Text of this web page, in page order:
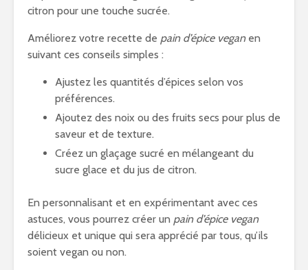
citron pour une touche sucrée.
Améliorez votre recette de pain d’épice veganen
suivant ces conseils simples :
Ajustez les quantités d’épices selon vos
préférences.
Ajoutez des noix ou des fruits secs pour plus de
saveur et de texture.
Créez un glaçage sucré en mélangeant du
sucre glace et du jus de citron.
En personnalisant et en expérimentant avec ces
astuces, vous pourrez créer un pain d’épice vegan
délicieux et unique qui sera apprécié par tous, qu’ils
soient vegan ou non.